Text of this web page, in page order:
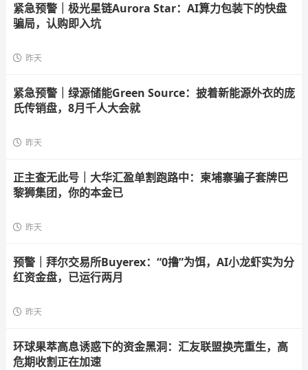
紧急预警｜极光星链Aurora Star：AI算力包装下的快盘
骗局，认购即入坑
昨天
紧急预警｜绿源储能Green Source：披着新能源外衣的庞
氏传销盘，8月千人大会就
昨天
正主查无此号｜大华汇盈单割跑路中：柬埔寨骗子套牌巴
黎狮集团，你的本金已
昨天
预警｜拜尔交易所Buyerex：“0撸”为饵，AI小龙虾实为分
红资金盘，已运行两月
昨天
环球果萃高息诱惑下的资金黑洞：汇友联盟换壳重生，高
危期收割正在加速